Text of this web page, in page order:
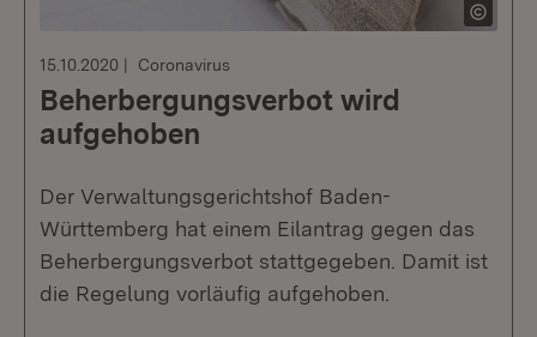
15.10.2020 Coronavirus
Beherbergungsverbot wird
aufgehoben
Der Verwaltungsgerichtshof Baden-
Württemberg hat einem Eilantrag gegen das
Beherbergungsverbot stattgegeben. Damit ist
die Regelung vorläufig aufgehoben.